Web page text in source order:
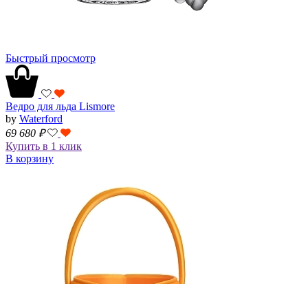
Быстрый просмотр
Ведро для льда Lismore
by Waterford
69 680 ₽
Купить в 1 клик
В корзину